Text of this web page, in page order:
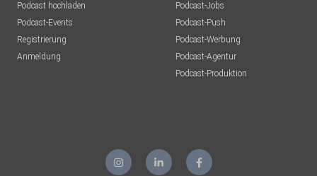
Podcast hochladen
Podcast-Events
Registrierung
Anmeldung
Podcast-Jobs
Podcast-Push
Podcast-Werbung
Podcast-Agentur
Podcast-Produktion